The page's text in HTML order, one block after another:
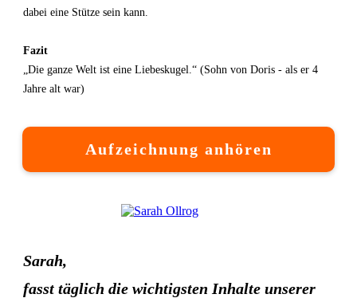
dabei eine Stütze sein kann.
Fazit
„Die ganze Welt ist eine Liebeskugel.“ (Sohn von Doris - als er 4
Jahre alt war)
Aufzeichnung anhören
Sarah,
fasst täglich die wichtigsten Inhalte unserer